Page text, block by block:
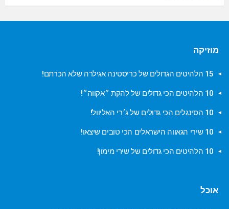
מוזיקה
15 הלהיטים הגדולים של כריסטינה אגילרה שלא הכרתם!
10 הלהיטים הכי גדולים של להקת ״אקווה״!
10 הסינגלים הכי גדולים של ג׳רי האליוול!
10 שירי הגאווה הישראלים הכי טובים שיצאו!
10 הלהיטים הכי גדולים של שירי מימון!
אוכל